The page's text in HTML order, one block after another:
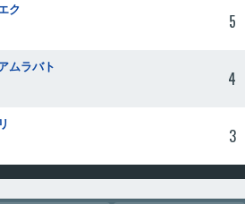
ク
5
ムラバト
4
3